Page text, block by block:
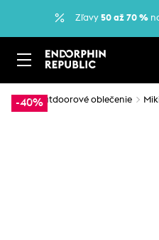
Zľavy 50 až 70 %
-40%
… Outdoorové oblečenie